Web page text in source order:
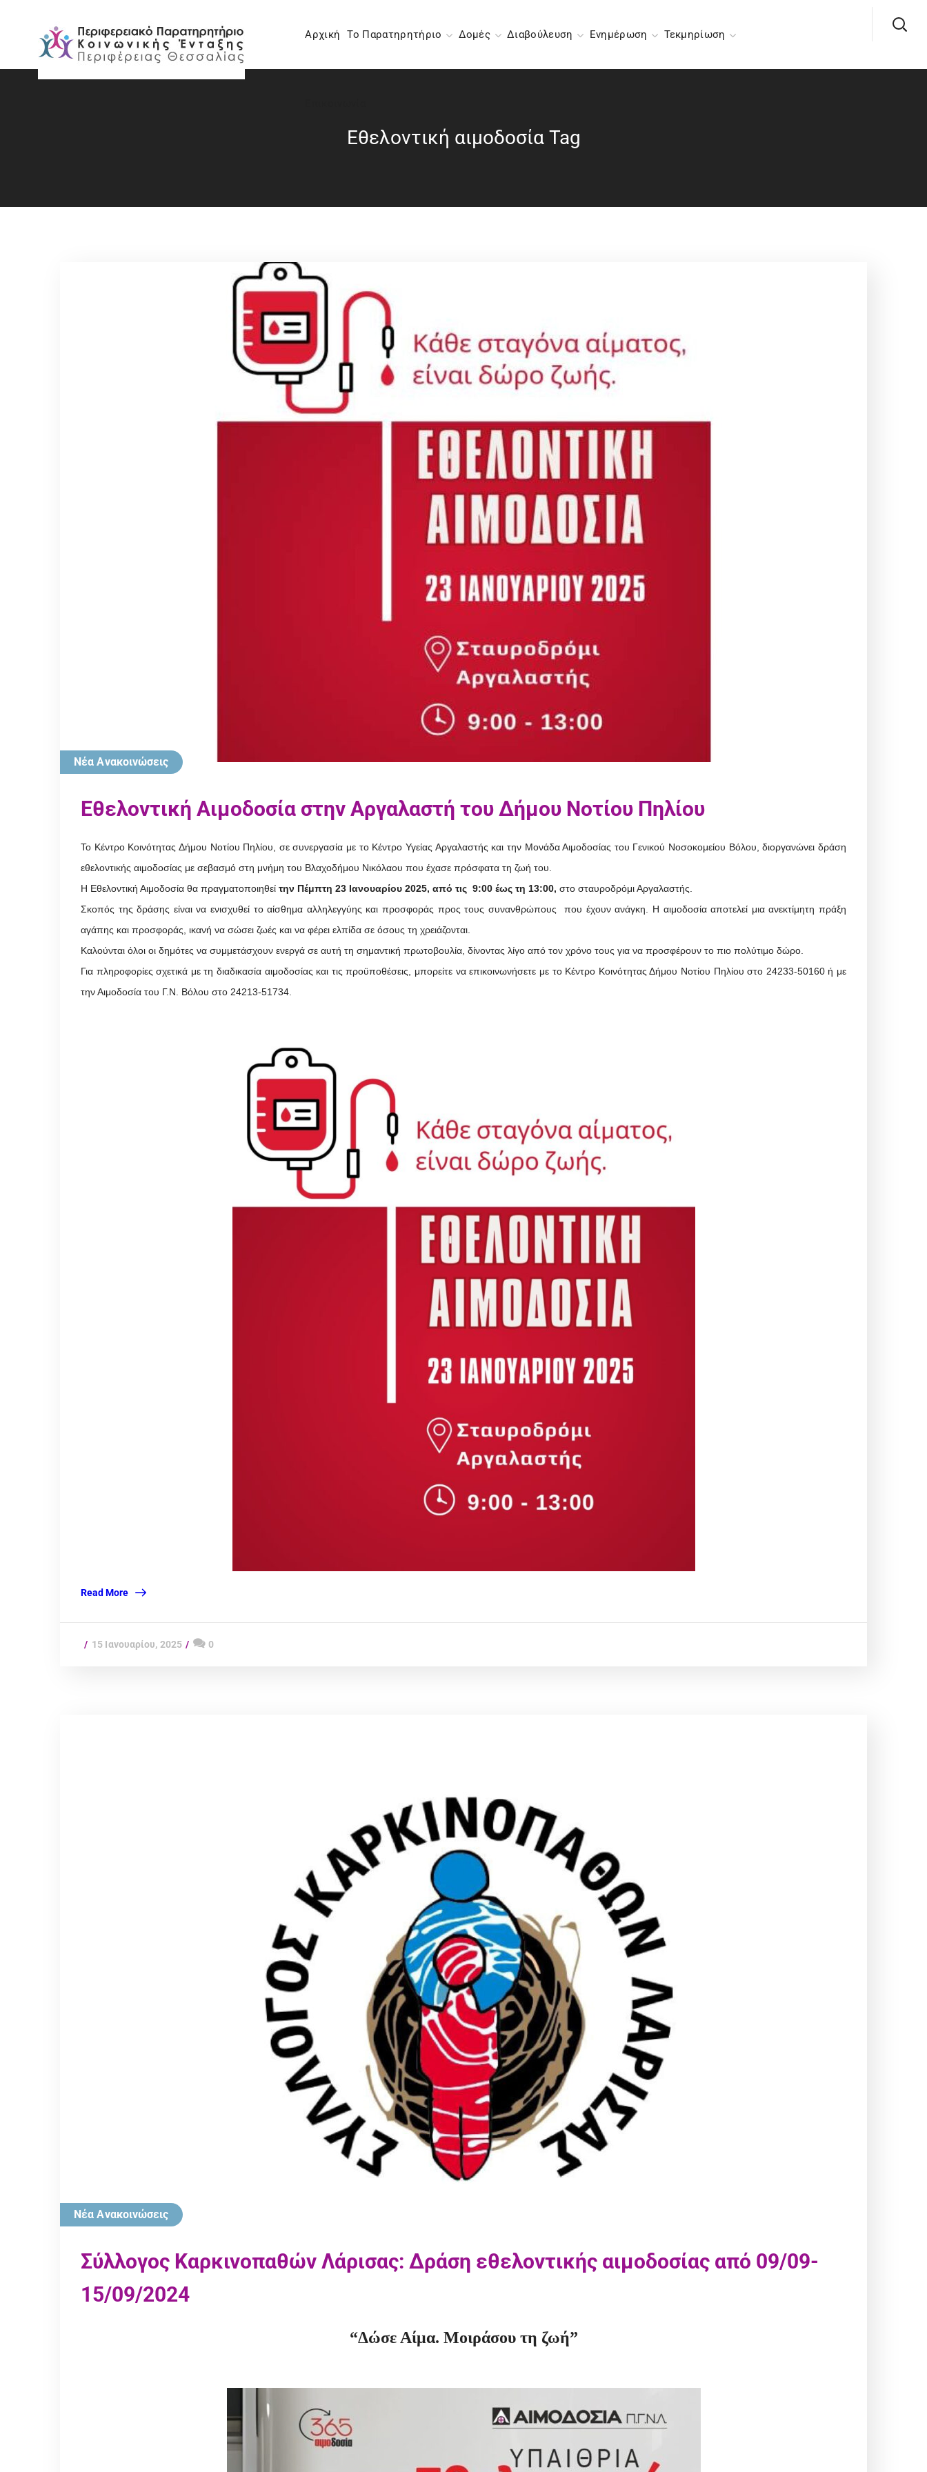
Αρχική Το Παρατηρητήριο Δομές Διαβούλευση Ενημέρωση Τεκμηρίωση
Εθελοντική αιμοδοσία Tag
Νέα Ανακοινώσεις
Εθελοντική Αιμοδοσία στην Αργαλαστή του Δήμου Νοτίου Πηλίου
Το Κέντρο Κοινότητας Δήμου Νοτίου Πηλίου, σε συνεργασία με το Κέντρο Υγείας Αργαλαστής και την Μονάδα Αιμοδοσίας του Γενικού Νοσοκομείου Βόλου, διοργανώνει δράση
εθελοντικής αιμοδοσίας με σεβασμό στη μνήμη του Βλαχοδήμου Νικόλαου που έχασε πρόσφατα τη ζωή του.
Η Εθελοντική Αιμοδοσία θα πραγματοποιηθεί την Πέμπτη 23 Ιανουαρίου 2025, από τις 9:00 έως τη 13:00, στο σταυροδρόμι Αργαλαστής.
Σκοπός της δράσης είναι να ενισχυθεί το αίσθημα αλληλεγγύης και προσφοράς προς τους συνανθρώπους που έχουν ανάγκη. Η αιμοδοσία αποτελεί μια ανεκτίμητη πράξη
αγάπης και προσφοράς, ικανή να σώσει ζωές και να φέρει ελπίδα σε όσους τη χρειάζονται.
Καλούνται όλοι οι δημότες να συμμετάσχουν ενεργά σε αυτή τη σημαντική πρωτοβουλία, δίνοντας λίγο από τον χρόνο τους για να προσφέρουν το πιο πολύτιμο δώρο.
Για πληροφορίες σχετικά με τη διαδικασία αιμοδοσίας και τις προϋποθέσεις, μπορείτε να επικοινωνήσετε με το Κέντρο Κοινότητας Δήμου Νοτίου Πηλίου στο 24233-50160 ή με
την Αιμοδοσία του Γ.Ν. Βόλου στο 24213-51734.
Read More
15 Ιανουαρίου, 2025 0
Νέα Ανακοινώσεις
Σύλλογος Καρκινοπαθών Λάρισας: Δράση εθελοντικής αιμοδοσίας από 09/09-
15/09/2024
“Δώσε Αίμα. Μοιράσου τη ζωή”